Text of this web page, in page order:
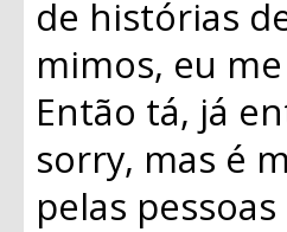
de histórias
mimos, eu
Então tá, já
sorry, mas é
pelas